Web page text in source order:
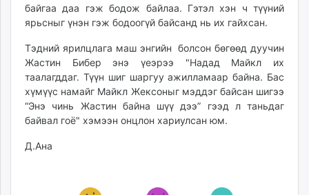
unuudur.mn
isee.mn
mglradio.com
fact.mn
itoim.mn
tumen.mn
shuum.mn
tvmongolia.mn
байгаа даа гэж бодож байлаа. Гэтэл хэн ч түүний
ярьсныг үнэн гэж бодоогүй байсанд нь их гайхсан.
Тэдний ярилцлага маш энгийн болсон бөгөөд дуучин
Жастин Бибер энэ үеэрээ "Надад Майкл их
таалагддаг. Түүн шиг шаргуу ажилламаар байна. Бас
хүмүүс намайг Майкл Жексоныг мэддэг байсан шигээ
“Энэ чинь Жастин байна шүү дээ” гээд л таньдаг
байвал гоё" хэмээн онцлон хариулсан юм.
Д.Ана